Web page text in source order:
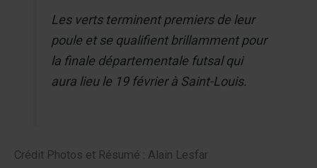
Les verts terminent premiers de leur
poule et se qualifient brillamment pour
la finale départementale futsal qui
aura lieu le 19 février à Saint-Louis.
Crédit Photos et Résumé : Alain Lesfar